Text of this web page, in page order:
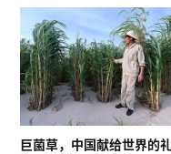
巨菌草，中国献给世界的